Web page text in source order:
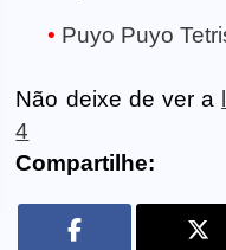
Puyo Puyo
Não deixe de ver a
4
Compartilhe: